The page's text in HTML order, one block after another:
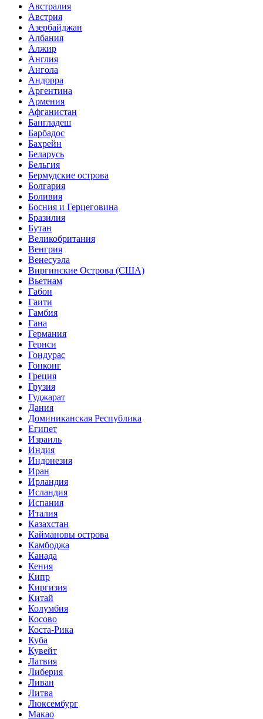
Австралия
Австрия
Азербайджан
Албания
Алжир
Англия
Ангола
Андорра
Аргентина
Армения
Афганистан
Бангладеш
Барбадос
Бахрейн
Беларусь
Бельгия
Бермудские острова
Болгария
Боливия
Босния и Герцеговина
Бразилия
Бутан
Великобритания
Венгрия
Венесуэла
Виргинские Острова (США)
Вьетнам
Габон
Гаити
Гамбия
Гана
Германия
Гернси
Гондурас
Гонконг
Греция
Грузия
Гуджарат
Дания
Доминиканская Республика
Египет
Израиль
Индия
Индонезия
Иран
Ирландия
Исландия
Испания
Италия
Казахстан
Каймановы острова
Камбоджа
Канада
Кения
Кипр
Киргизия
Китай
Колумбия
Косово
Коста-Рика
Куба
Кувейт
Латвия
Либерия
Ливан
Литва
Люксембург
Макао